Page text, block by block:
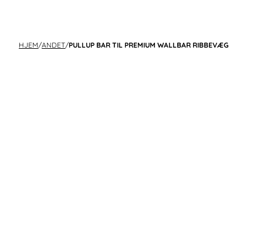
HJEM/ANDET/PULLUP BAR TIL PREMIUM WALLBAR RIBBEVÆG